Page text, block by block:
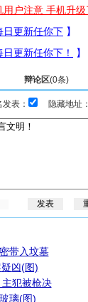
辩论区(0条)
表： 隐藏地址：
带入坟墓
凶(图)
犯被枪决
璃(图)